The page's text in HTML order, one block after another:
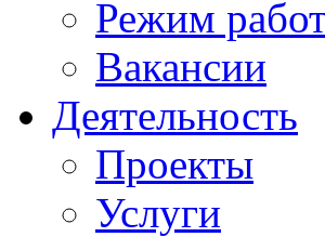
Режим
Вакансии
Деятельность
Проекты
Услуги